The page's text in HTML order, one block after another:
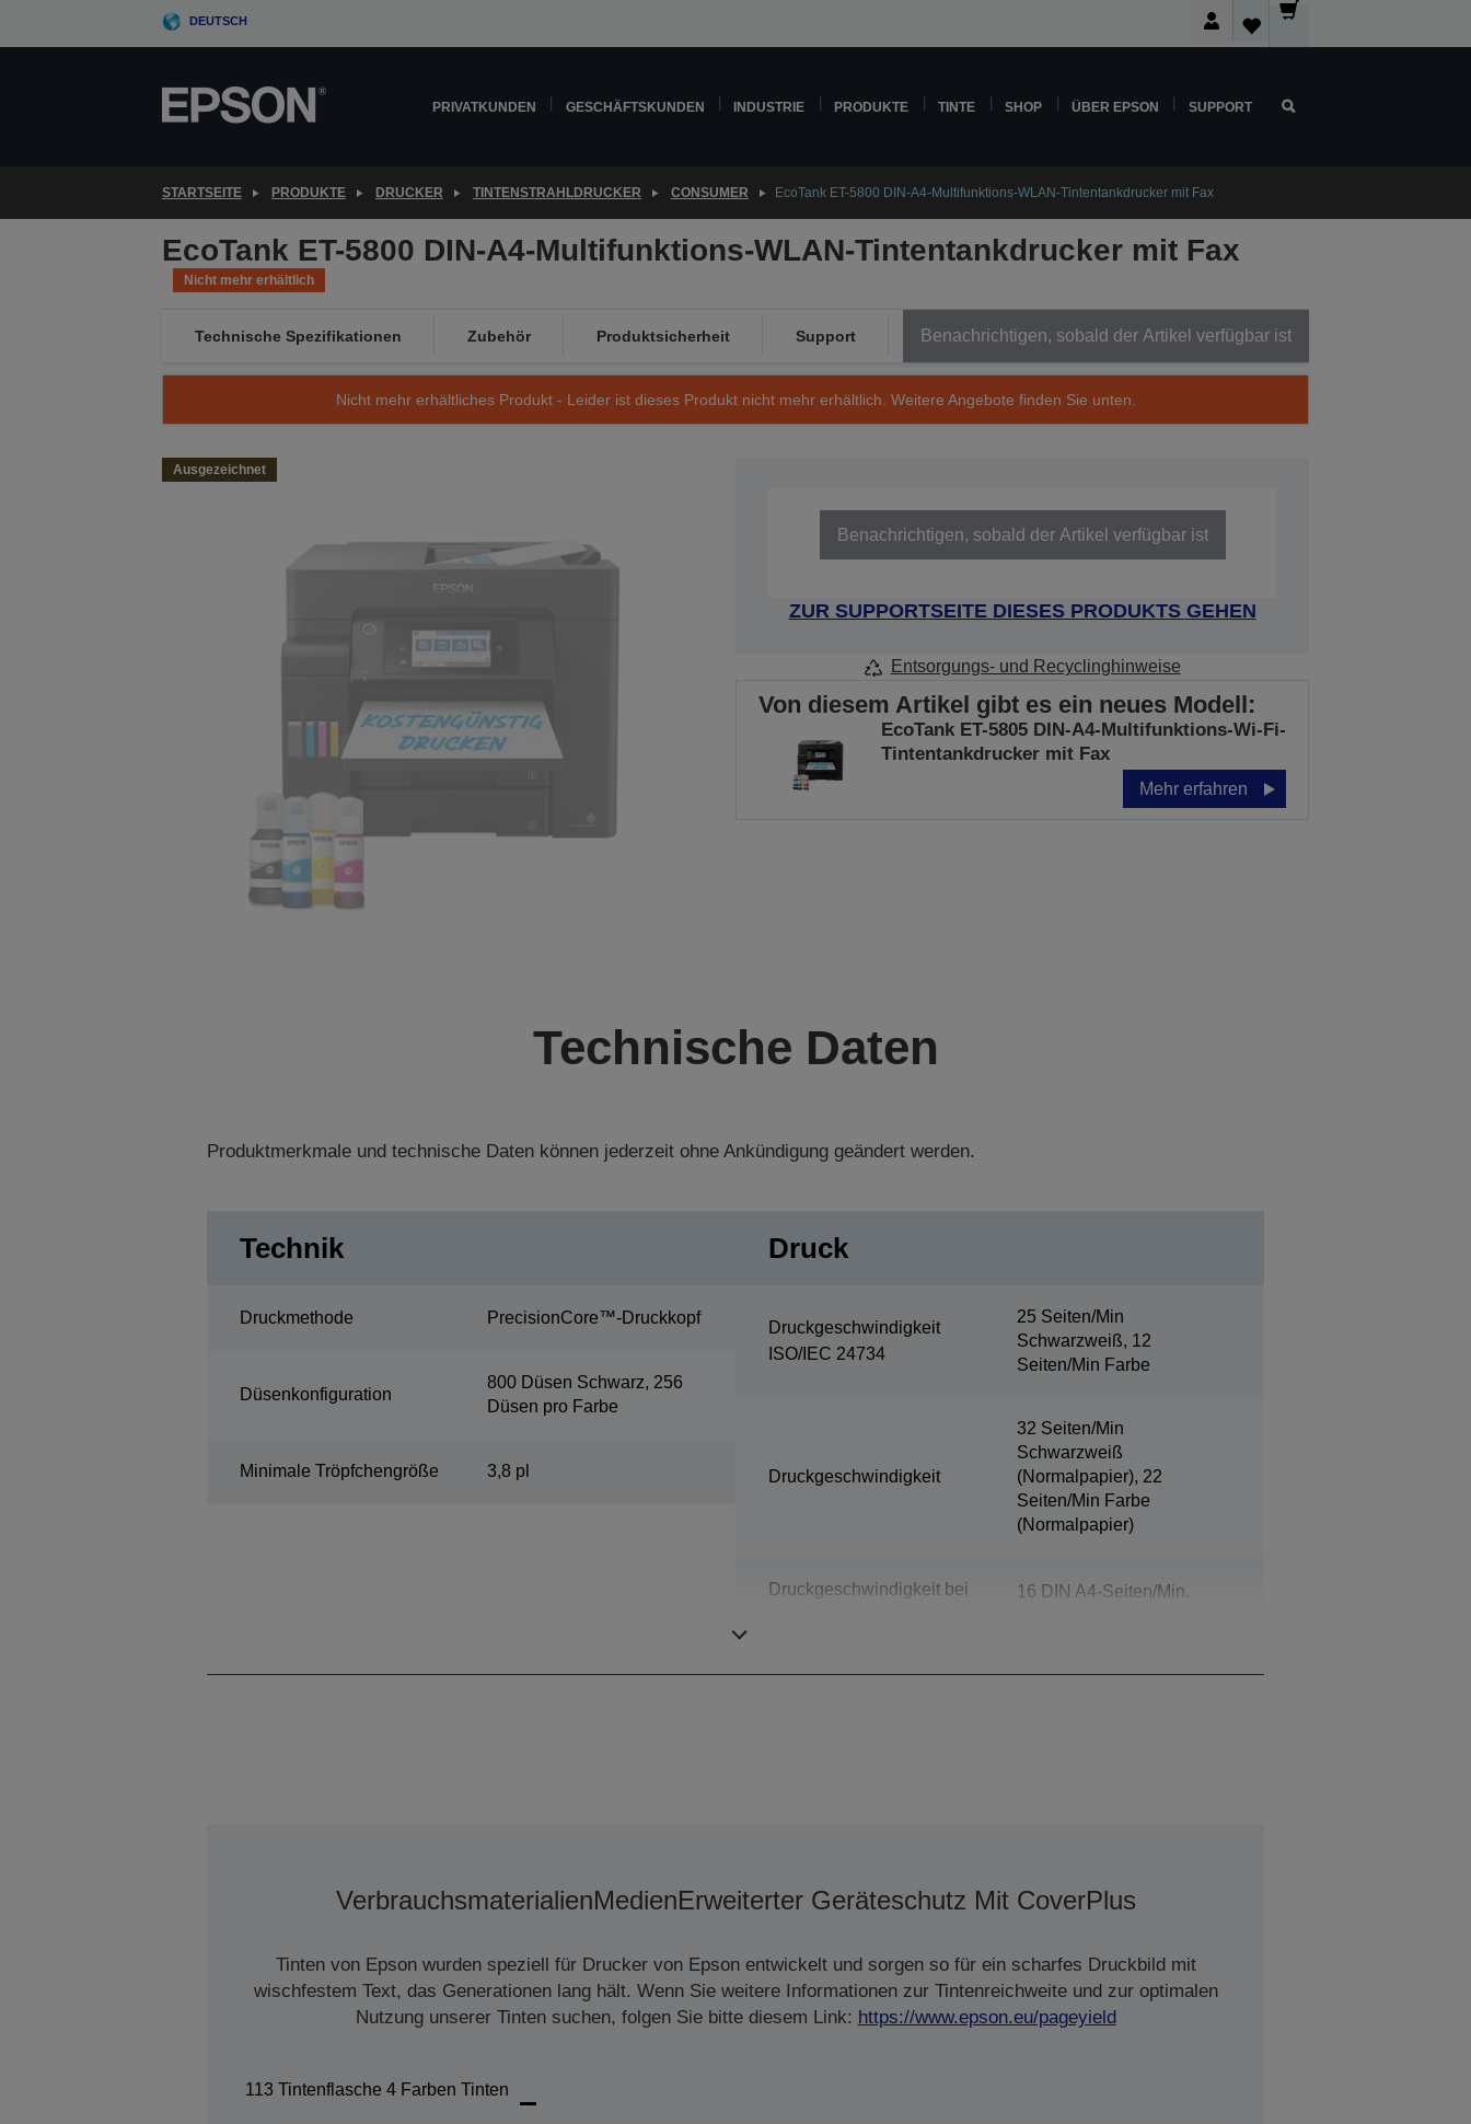
DEUTSCH
PRIVATKUNDEN GESCHÄFTSKUNDEN INDUSTRIE PRODUKTE TINTE SHOP ÜBER EPSON SUPPORT
STARTSEITE PRODUKTE DRUCKER TINTENSTRAHLDRUCKER CONSUMER EcoTank ET-5800 DIN-A4-Multifunktions-WLAN-Tintentankdrucker mit Fax
EcoTank ET-5800 DIN-A4-Multifunktions-WLAN-Tintentankdrucker mit Fax
Nicht mehr erhältlich
Technische Spezifikationen Zubehör Produktsicherheit Support Benachrichtigen, sobald der Artikel verfügbar ist
Nicht mehr erhältliches Produkt - Leider ist dieses Produkt nicht mehr erhältlich. Weitere Angebote finden Sie unten.
Ausgezeichnet
Benachrichtigen, sobald der Artikel verfügbar ist
ZUR SUPPORTSEITE DIESES PRODUKTS GEHEN
Entsorgungs- und Recyclinghinweise
Von diesem Artikel gibt es ein neues Modell:
EcoTank ET-5805 DIN-A4-Multifunktions-Wi-Fi-
Tintentankdrucker mit Fax
Mehr erfahren
Technische Daten
Produktmerkmale und technische Daten können jederzeit ohne Ankündigung geändert werden.
Technik
Druckmethode PrecisionCore™-Druckkopf
Düsenkonfiguration
800 Düsen Schwarz, 256
Düsen pro Farbe
Minimale Tröpfchengröße 3,8 pl
Druck
Druckgeschwindigkeit
ISO/IEC 24734
25 Seiten/Min
Schwarzweiß, 12
Seiten/Min Farbe
Druckgeschwindigkeit
32 Seiten/Min
Schwarzweiß
(Normalpapier), 22
Seiten/Min Farbe
(Normalpapier)
Druckgeschwindigkeit bei
16 DIN A4-Seiten/Min.
VerbrauchsmaterialienMedienErweiterter Geräteschutz Mit CoverPlus
Tinten von Epson wurden speziell für Drucker von Epson entwickelt und sorgen so für ein scharfes Druckbild mit
wischfestem Text, das Generationen lang hält. Wenn Sie weitere Informationen zur Tintenreichweite und zur optimalen
Nutzung unserer Tinten suchen, folgen Sie bitte diesem Link: https://www.epson.eu/pageyield
113 Tintenflasche 4 Farben Tinten